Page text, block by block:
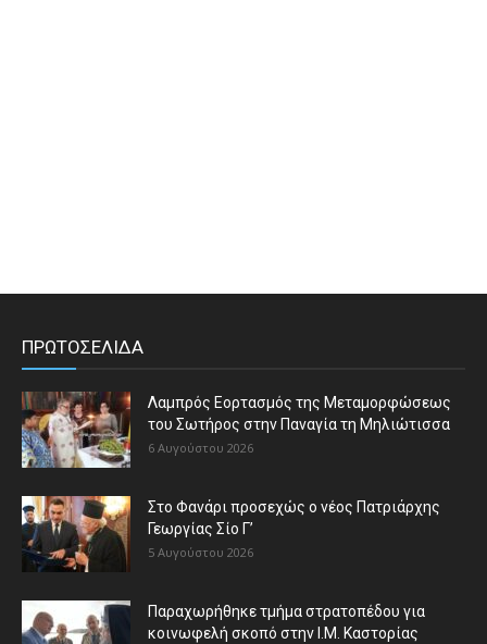
ΠΡΩΤΟΣΕΛΙΔΑ
Λαμπρός Εορτασμός της Μεταμορφώσεως
του Σωτήρος στην Παναγία τη Μηλιώτισσα
6 Αυγούστου 2026
Στο Φανάρι προσεχώς ο νέος Πατριάρχης
Γεωργίας Σίο Γ’
5 Αυγούστου 2026
Παραχωρήθηκε τμήμα στρατοπέδου για
κοινωφελή σκοπό στην Ι.Μ. Καστορίας